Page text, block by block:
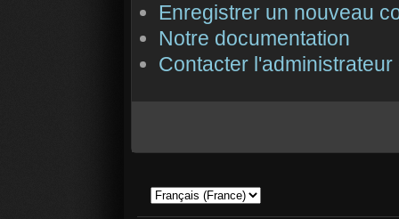
Enregistrer un nouveau
Notre documentation
Contacter